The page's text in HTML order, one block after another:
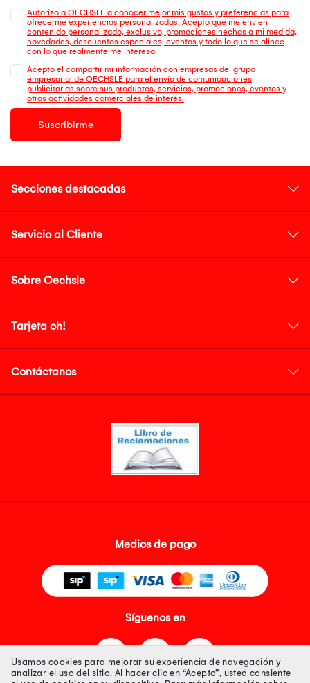
Autorizo a OECHSLE a conocer mejor mis gustos y preferencias para
ofrecerme experiencias personalizadas. Acepto que me envien
contenido personalizado, exclusivo, promociones hechas a mi medida,
novedades, descuentos especiales, eventos y todo lo que se alinee
con lo que realmente me interesa.
Acepto el compartir mi información con empresas del grupo
empresarial de OECHSLE para el envío de comunicaciones
publicitarias sobre sus productos, servicios, promociones, eventos y
otras actividades comerciales de interés.
Suscribirme
Secciones destacadas
Servicio al Cliente
Sobre Oechsle
Tarjeta oh!
Contáctanos
Medios de pago
Síguenos en
Usamos cookies para mejorar su experiencia de navegación y
analizar el uso del sitio. Al hacer clic en “Acepto”, usted consiente